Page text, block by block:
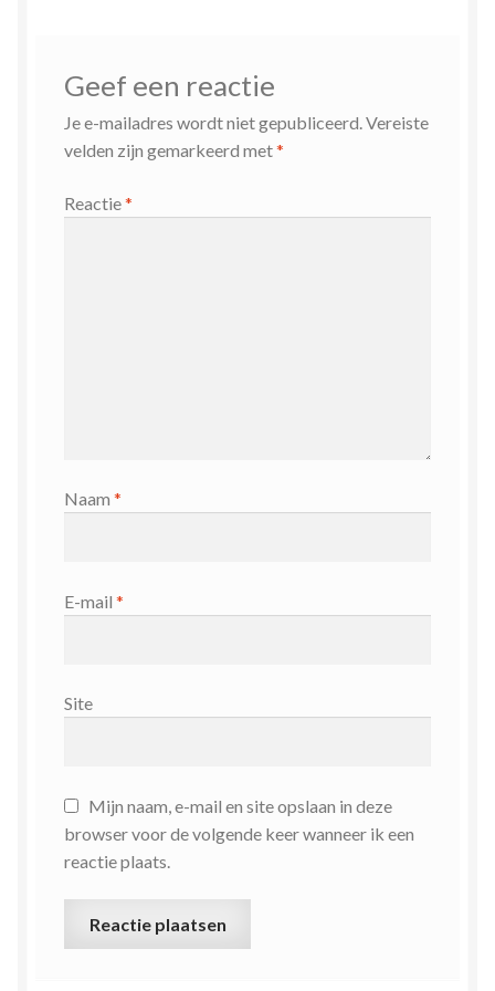
Geef een reactie
Je e-mailadres wordt niet gepubliceerd.Vereiste
velden zijn gemarkeerd met*
Reactie*
Naam *
E-mail *
Site
Mijn naam, e-mail en site opslaan in deze
browser voor de volgende keer wanneer ik een
reactie plaats.